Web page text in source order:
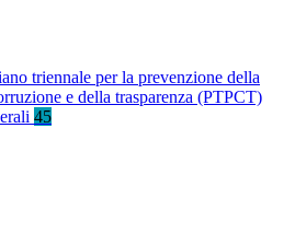
triennale per la prevenzione della
e della trasparenza (PTPCT)
45